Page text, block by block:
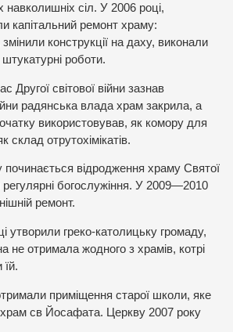
навколишніх сіл. У 2006 році,
капітальний ремонт храму:
конструкції на даху, виконали
роботи.
Другої світової війни зазнав
радянська влада храм закрила, а
використовував, як комору для
склад отрутохімікатів.
починається відродження храму Святої
регулярні богослужіння. У 2009—2010
ремонт.
утворили греко-католицьку громаду,
не отримала жодного з храмів, котрі
їй.
приміщення старої школи, яке
св Йосафата. Церкву 2007 року